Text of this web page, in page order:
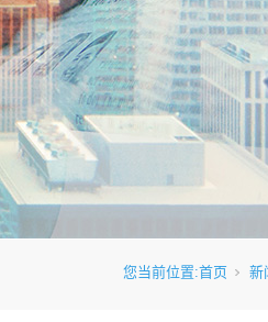
您当前位置:首页 新